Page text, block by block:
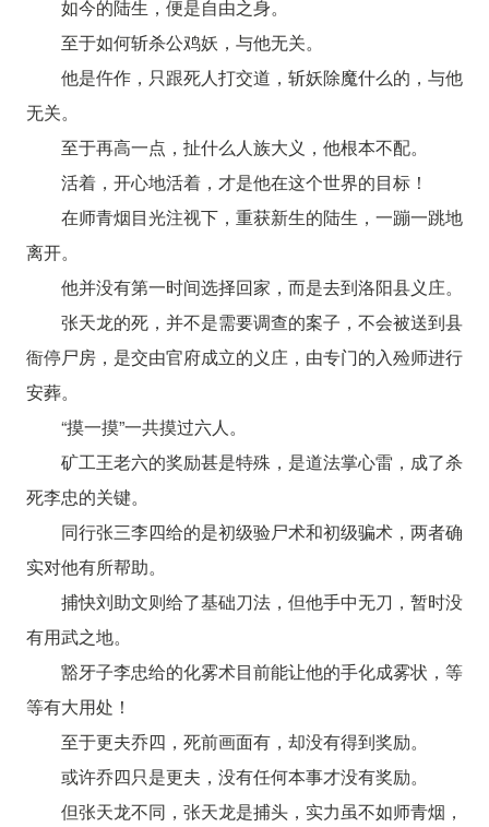
如今的陆生，便是自由之身。
至于如何斩杀公鸡妖，与他无关。
他是仵作，只跟死人打交道，斩妖除魔什么的，与他
无关。
至于再高一点，扯什么人族大义，他根本不配。
活着，开心地活着，才是他在这个世界的目标！
在师青烟目光注视下，重获新生的陆生，一蹦一跳地
离开。
他并没有第一时间选择回家，而是去到洛阳县义庄。
张天龙的死，并不是需要调查的案子，不会被送到县
衙停尸房，是交由官府成立的义庄，由专门的入殓师进行
安葬。
“摸一摸”一共摸过六人。
矿工王老六的奖励甚是特殊，是道法掌心雷，成了杀
死李忠的关键。
同行张三李四给的是初级验尸术和初级骗术，两者确
实对他有所帮助。
捕快刘助文则给了基础刀法，但他手中无刀，暂时没
有用武之地。
豁牙子李忠给的化雾术目前能让他的手化成雾状，等
等有大用处！
至于更夫乔四，死前画面有，却没有得到奖励。
或许乔四只是更夫，没有任何本事才没有奖励。
但张天龙不同，张天龙是捕头，实力虽不如师青烟，